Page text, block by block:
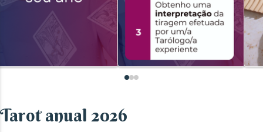
Tarot anual 2026